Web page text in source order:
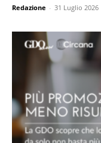
Redazione - 31 Luglio 2026